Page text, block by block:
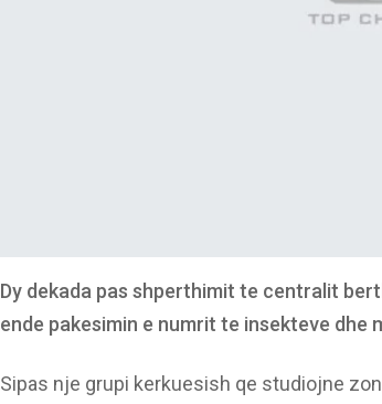
Dy dekada pas shperthimit te centralit
ende pakesimin e numrit te insekteve dhe
Sipas nje grupi kerkuesish qe studiojne